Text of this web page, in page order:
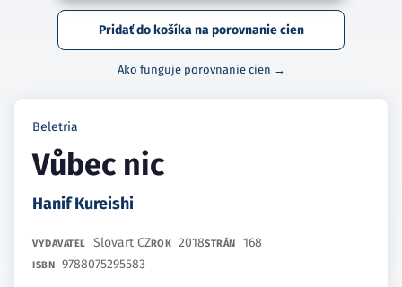
Pridať do košíka na porovnanie cien
Ako funguje porovnanie cien →
Beletria
Vůbec nic
Hanif Kureishi
VYDAVATEĽ Slovart CZROK 2018STRÁN 168
ISBN 9788075295583